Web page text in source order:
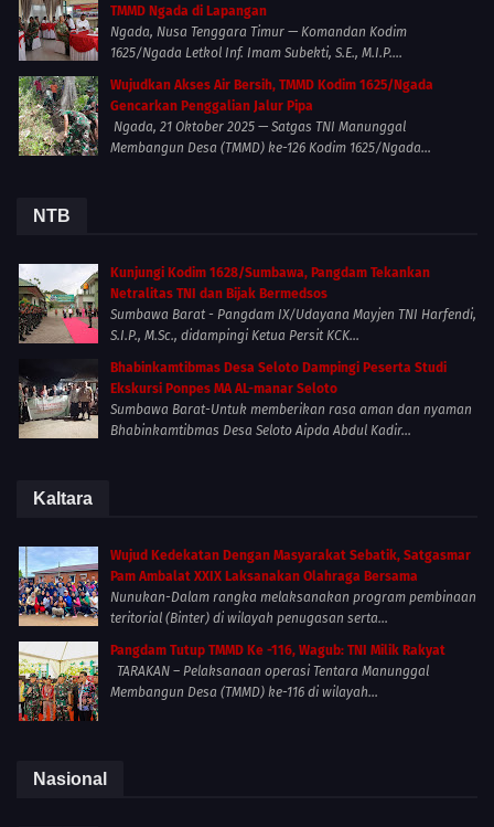
TMMD Ngada di Lapangan
Ngada, Nusa Tenggara Timur — Komandan Kodim
1625/Ngada Letkol Inf. Imam Subekti, S.E., M.I.P....
Wujudkan Akses Air Bersih, TMMD Kodim 1625/Ngada
Gencarkan Penggalian Jalur Pipa
Ngada, 21 Oktober 2025 — Satgas TNI Manunggal
Membangun Desa (TMMD) ke-126 Kodim 1625/Ngada...
NTB
Kunjungi Kodim 1628/Sumbawa, Pangdam Tekankan
Netralitas TNI dan Bijak Bermedsos
Sumbawa Barat - Pangdam IX/Udayana Mayjen TNI Harfendi,
S.I.P., M.Sc., didampingi Ketua Persit KCK...
Bhabinkamtibmas Desa Seloto Dampingi Peserta Studi
Ekskursi Ponpes MA AL-manar Seloto
Sumbawa Barat-Untuk memberikan rasa aman dan nyaman
Bhabinkamtibmas Desa Seloto Aipda Abdul Kadir...
Kaltara
Wujud Kedekatan Dengan Masyarakat Sebatik, Satgasmar
Pam Ambalat XXIX Laksanakan Olahraga Bersama
Nunukan-Dalam rangka melaksanakan program pembinaan
teritorial (Binter) di wilayah penugasan serta...
Pangdam Tutup TMMD Ke -116, Wagub: TNI Milik Rakyat
TARAKAN – Pelaksanaan operasi Tentara Manunggal
Membangun Desa (TMMD) ke-116 di wilayah...
Nasional